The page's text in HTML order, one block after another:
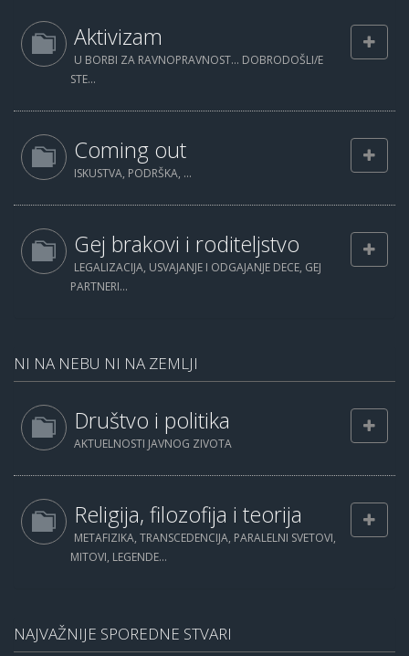
Aktivizam
U BORBI ZA RAVNOPRAVNOST... DOBRODOŠLI/E
STE...
Coming out
ISKUSTVA, PODRŠKA, ...
Gej brakovi i roditeljstvo
LEGALIZACIJA, USVAJANJE I ODGAJANJE DECE, GEJ
PARTNERI...
NI NA NEBU NI NA ZEMLJI
Društvo i politika
AKTUELNOSTI JAVNOG ZIVOTA
Religija, filozofija i teorija
METAFIZIKA, TRANSCEDENCIJA, PARALELNI SVETOVI,
MITOVI, LEGENDE...
NAJVAŽNIJE SPOREDNE STVARI